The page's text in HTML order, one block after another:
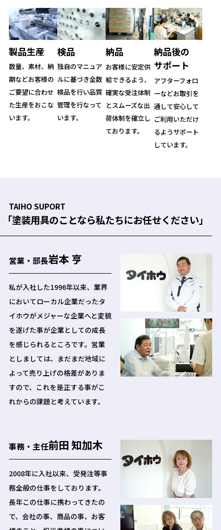
製品生産
数量、素材、納
期などお客様の
ご要望に合わせ
た生産をおこな
います。
検品
独自のマニュア
ルに基づき全数
検品を行い品質
管理を行なって
います。
納品
お客様に安定供
給できるよう、
確実な受注体制
とスムーズな出
荷体制を確立し
ております。
納品後の
サポート
アフターフォロ
ーなどお取引を
通して安心して
ご利用いただけ
るようサポート
しています。
TAIHO SUPORT
「塗装用具のことなら私たちにお任せください」
営業・部長岩本 亨
私が入社した1996年以来、業界
においてローカル企業だったタ
イホウがメジャーな企業へと変貌
を遂げた事が企業としての成長
を感じられるところです。営業
としましては、まだまだ地域に
よって売り上げの格差がありま
すので、これを是正する事がこ
れからの課題と考えています。
事務・主任前田 知加木
2008年に入社以来、受発注等事
務全般の仕事をしております。
長年この仕事に携わってきたの
で、会社の事、商品の事、お客